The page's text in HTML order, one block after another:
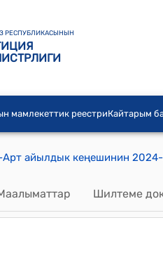
РЕСПУБЛИКАСЫНЫН
мамлекеттик реестриКайтарым
Шилтеме